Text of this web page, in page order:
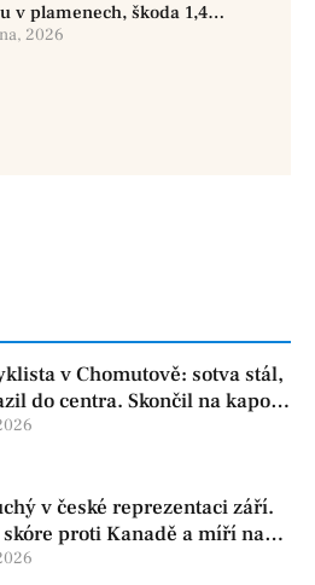
v plamenech, škoda 1,4
2026
v Chomutově: sotva stál,
do centra. Skončil na kapotě
v české reprezentaci září.
proti Kanadě a míří na
Cup